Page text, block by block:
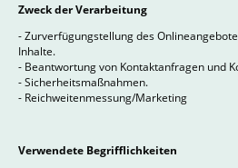
Zweck der Verarbeitung
- Zurverfügungstellung des
Inhalte.
- Beantwortung von Kontaktanfragen und
- Sicherheitsmaßnahmen.
- Reichweitenmessung/Marketing
Verwendete Begrifflichkeiten